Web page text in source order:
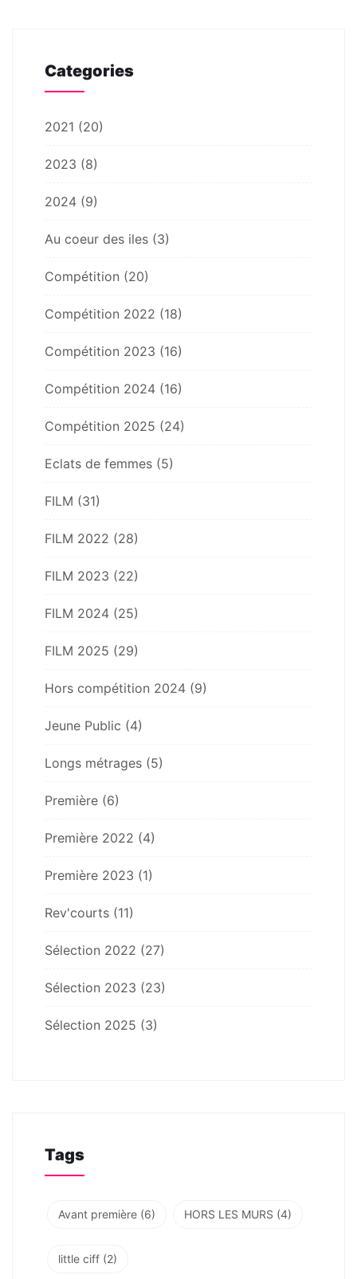
Categories
2021 (20)
2023 (8)
2024 (9)
Au coeur des iles (3)
Compétition (20)
Compétition 2022 (18)
Compétition 2023 (16)
Compétition 2024 (16)
Compétition 2025 (24)
Eclats de femmes (5)
FILM (31)
FILM 2022 (28)
FILM 2023 (22)
FILM 2024 (25)
FILM 2025 (29)
Hors compétition 2024 (9)
Jeune Public (4)
Longs métrages (5)
Première (6)
Première 2022 (4)
Première 2023 (1)
Rev'courts (11)
Sélection 2022 (27)
Sélection 2023 (23)
Sélection 2025 (3)
Tags
Avant première (6) HORS LES MURS (4)
little ciff (2)